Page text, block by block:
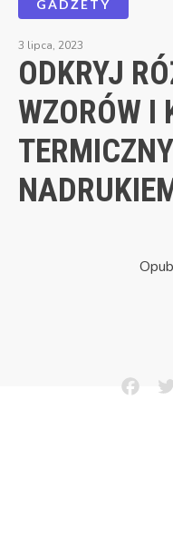
GADŻETY
3 lipca, 2023
ODKRYJ
WZORÓW I